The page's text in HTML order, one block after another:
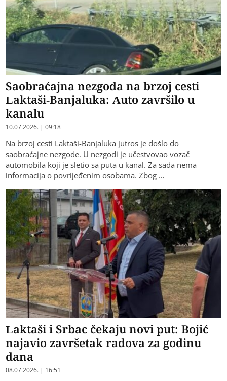
Saobraćajna nezgoda na brzoj cesti
Laktaši-Banjaluka: Auto završilo u
kanalu
10.07.2026. | 09:18
Na brzoj cesti Laktaši-Banjaluka jutros je došlo do
saobraćajne nezgode. U nezgodi je učestvovao vozač
automobila koji je sletio sa puta u kanal. Za sada nema
informacija o povrijeđenim osobama. Zbog …
Laktaši i Srbac čekaju novi put: Bojić
najavio završetak radova za godinu
dana
08.07.2026. | 16:51